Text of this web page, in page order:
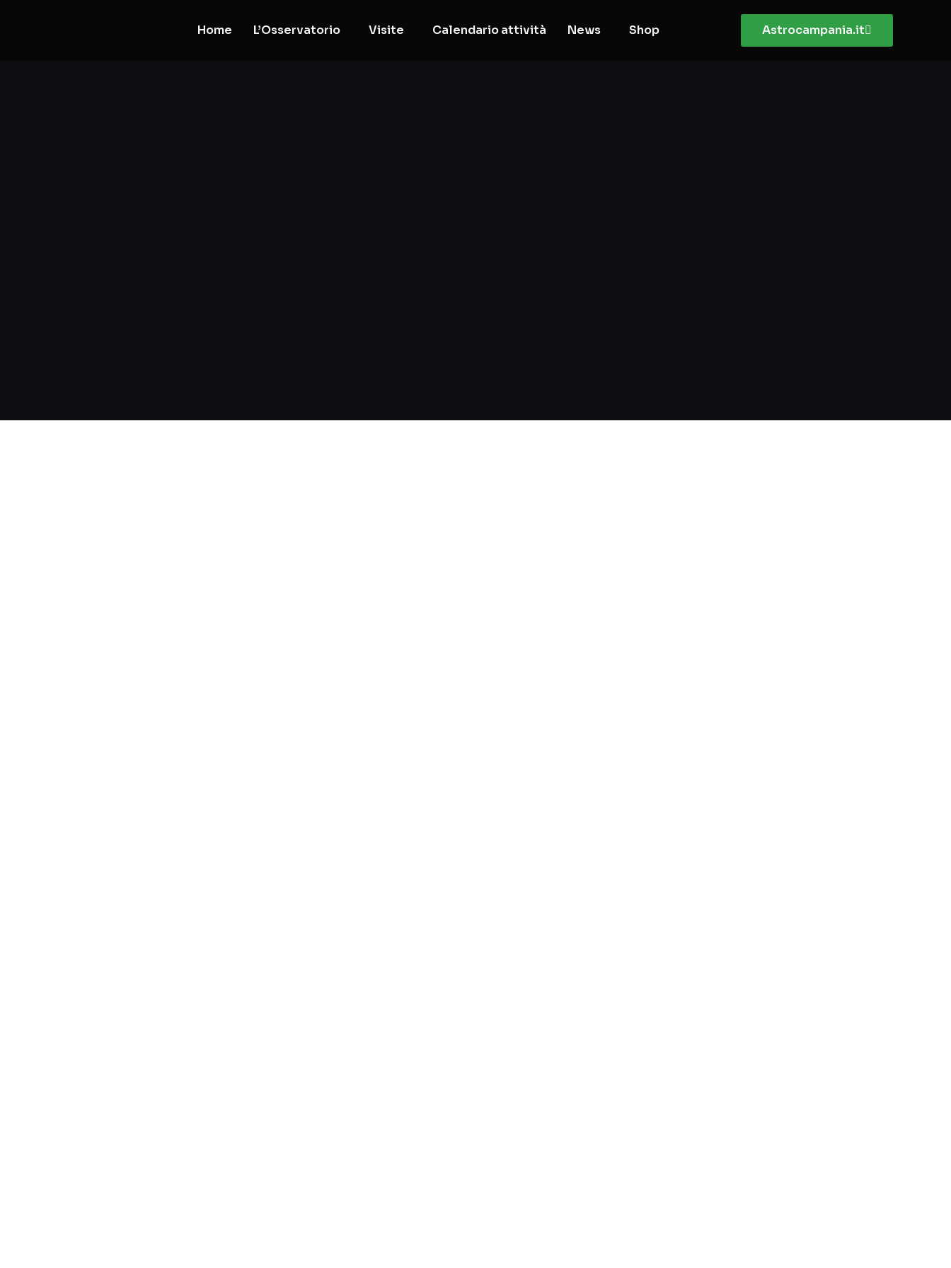
Home L’Osservatorio Visite Calendario attività News Shop Astrocampania.it